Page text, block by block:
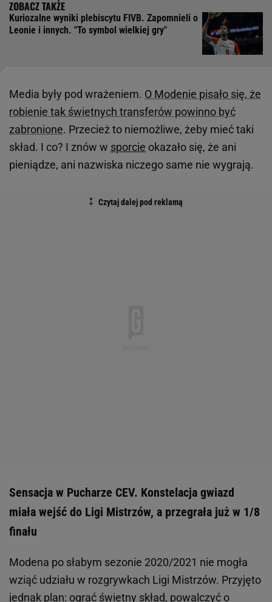
Kuriozalne wyniki plebiscytu FIVB. Zapomnieli o
Leonie i innych. "To symbol wielkiej gry"
Media były pod wrażeniem. O Modenie pisało się, że
robienie tak świetnych transferów powinno być
zabronione. Przecież to niemożliwe, żeby mieć taki
skład. I co? I znów w sporcie okazało się, że ani
pieniądze, ani nazwiska niczego same nie wygrają.
Sensacja w Pucharze CEV. Konstelacja gwiazd
miała wejść do Ligi Mistrzów, a przegrała już w 1/8
finału
Modena po słabym sezonie 2020/2021 nie mogła
wziąć udziału w rozgrywkach Ligi Mistrzów. Przyjęto
jednak plan: ograć świetny skład, powalczyć o